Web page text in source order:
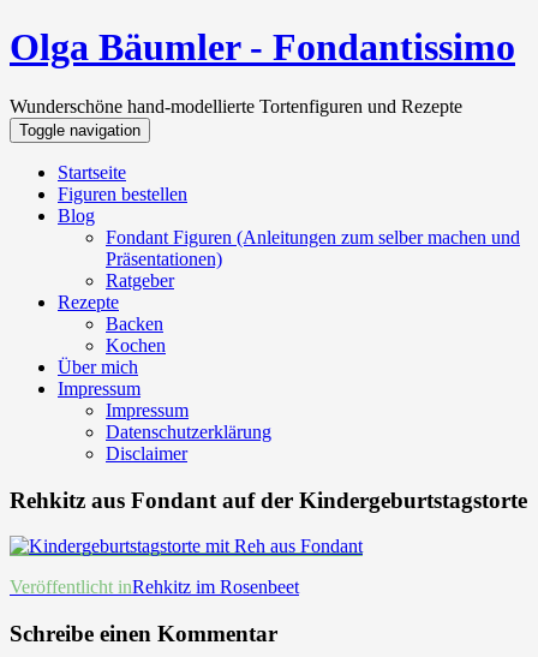
Olga Bäumler - Fondantissimo
Wunderschöne hand-modellierte Tortenfiguren und Rezepte
Toggle navigation
Startseite
Figuren bestellen
Blog
Fondant Figuren (Anleitungen zum selber machen und
Präsentationen)
Ratgeber
Rezepte
Backen
Kochen
Über mich
Impressum
Impressum
Datenschutzerklärung
Disclaimer
Rehkitz aus Fondant auf der Kindergeburtstagstorte
Beitrags-
Veröffentlicht inRehkitz im Rosenbeet
Schreibe einen Kommentar